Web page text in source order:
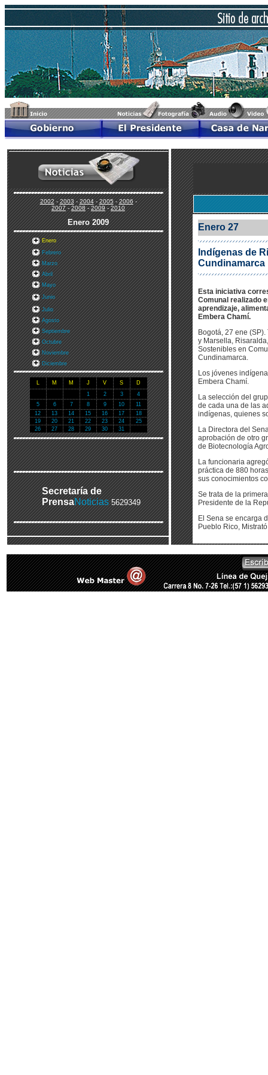
2002-2003-2004-2005-2006-
2007-2008-2009-2010
Enero2009
Enero
Febrero
Marzo
Abril
Mayo
Junio
Julio
Agosto
Septiembre
Octubre
Noviembre
Diciembre
L M M J V S
D
1
2 3
4
5
6 7 8 9 10
11
12
13 14 15 16 17
18
19
20 21 22 23 24
25
26
27 28 29 30 31
Secretaría de
PrensaNoticias 5629349
Enero 27
Indígenas de
Cundinamarca
Esta iniciativa
Comunal realizado
aprendizaje,
Embera Chamí.
Bogotá, 27 ene
y Marsella,
Sostenibles en
Cundinamarca.
Los jóvenes
Embera Chamí.
La selección del
de cada una de las
indígenas, quienes
La Directora del
aprobación de otro
de Biotecnología
La funcionaria
práctica de 880
sus conocimientos
Se trata de la
Presidente de la
El Sena se encarga
Pueblo Rico,